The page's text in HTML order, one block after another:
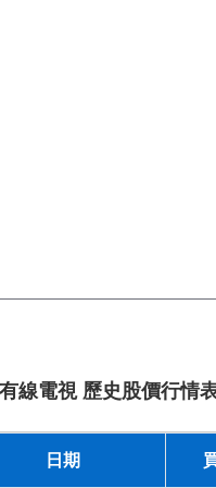
線電視 歷史股價行情
日期